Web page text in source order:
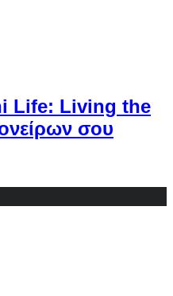
Life: Living the
σου